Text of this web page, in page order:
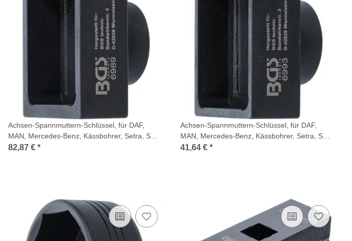
Achsen-Spannmuttern-Schlüssel, für DAF,
MAN, Mercedes-Benz, Kässbohrer, Setra, SW
56 mm
82,87 € *
Achsen-Spannmuttern-Schlüssel, für DAF,
MAN, Mercedes-Benz, Kässbohrer, Setra, SW
60 mm
41,64 € *